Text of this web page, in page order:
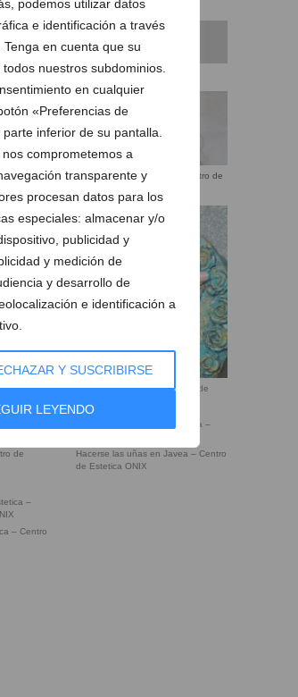
podemos utilizar datos
e identificación a través
en cuenta que su
nuestros subdominios.
en cualquier
«Preferencias de
inferior de su pantalla.
comprometemos a
transparente y
procesan datos para los
especiales: almacenar y/o
publicidad y
y medición de
y desarrollo de
e identificación a
Y SUSCRIBIRSE
LEYENDO
ONIX
Estética
Centro de Estética ONIX
Extension de pestañas – Centro de
ONIX
Manicura de manos – Centro de
de
Hacerse las uñas en Javea – Centro
de Estetica ONIX
– Centro